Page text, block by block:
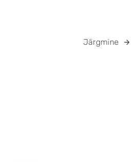
Järgmine